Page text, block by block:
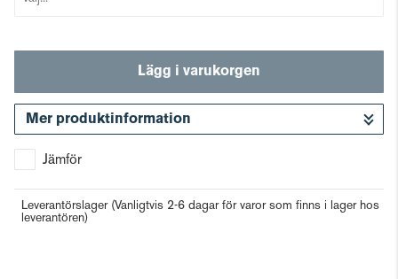
Lägg i varukorgen
Mer produktinformation
Jämför
Leverantörslager (Vanligtvis 2-6 dagar för varor som finns i lager hos
leverantören)